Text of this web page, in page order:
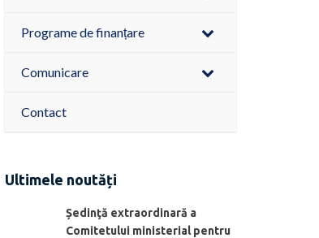
Programe de finanțare
Comunicare
Contact
Ultimele noutăți
Ședinţă extraordinară a
Comitetului ministerial pentru